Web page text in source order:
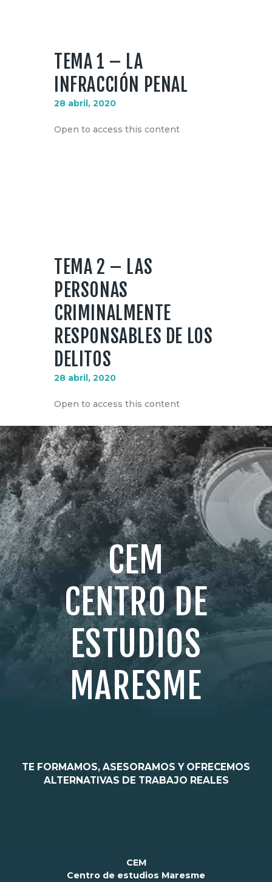
TEMA 1 – LA
INFRACCIÓN PENAL
28 abril, 2020
Open to access this content
TEMA 2 – LAS
PERSONAS
CRIMINALMENTE
RESPONSABLES DE LOS
DELITOS
28 abril, 2020
Open to access this content
CEM
CENTRO DE
ESTUDIOS
MARESME
TE FORMAMOS, ASESORAMOS Y OFRECEMOS
ALTERNATIVAS DE TRABAJO REALES
CEM
Centro de estudios Maresme